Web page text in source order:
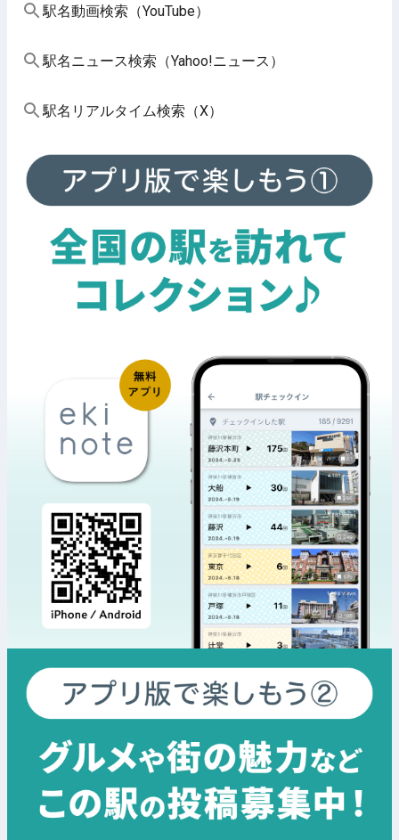
駅名動画検索（YouTube）
駅名ニュース検索（Yahoo!ニュース）
駅名リアルタイム検索（X）